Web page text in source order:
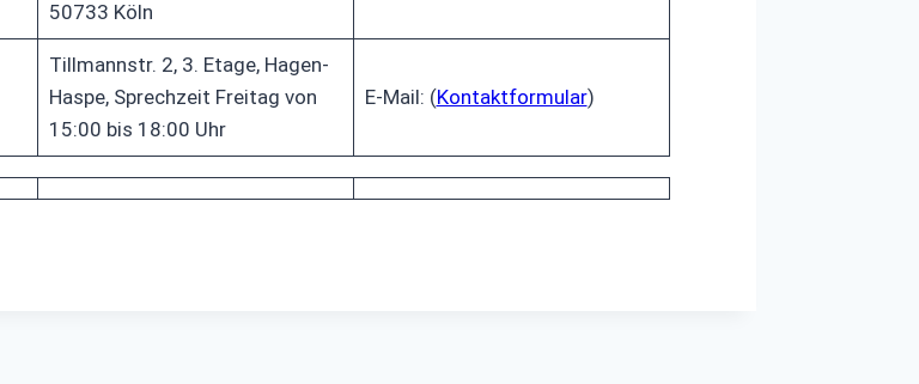
50733 Köln
Tillmannstr. 2, 3. Etage, Hagen-
Haspe, Sprechzeit Freitag von
15:00 bis 18:00 Uhr
E-Mail: (Kontaktformular)